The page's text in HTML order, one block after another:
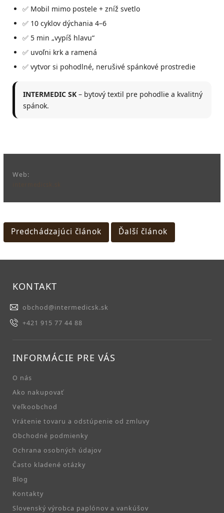
✅ Mobil mimo postele + zníž svetlo
✅ 10 cyklov dýchania 4–6
✅ 5 min „vypíš hlavu“
✅ uvoľni krk a ramená
✅ vytvor si pohodlné, nerušivé spánkové prostredie
INTERMEDIC SK – bytový textil pre pohodlie a kvalitný
spánok.
Web:
Predchádzajúci článok Ďalší článok
KONTAKT
obchod@intermedicsk.sk
+421 915 77 44 88
INFORMÁCIE PRE VÁS
O nás
Ako nakupovať
Veľkoobchod
Vrátenie tovaru a odstúpenie od zmluvy
Obchodné podmienky
Ochrana osobných údajov
Často kladené otázky
Blog
Kontakty
Slovenský výrobca paplónov a vankúšov